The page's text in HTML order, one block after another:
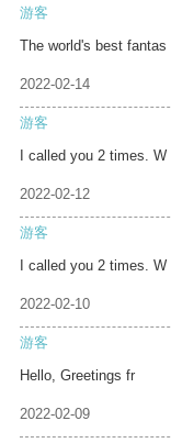
游客
The world's best fantas
2022-02-14
游客
I called you 2 times. W
2022-02-12
游客
I called you 2 times. W
2022-02-10
游客
Hello, Greetings fr
2022-02-09